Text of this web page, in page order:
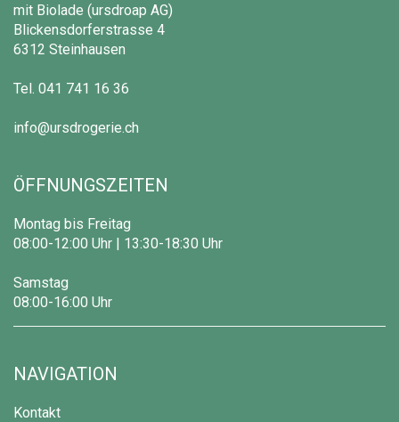
mit Biolade (ursdroap AG)
Blickensdorferstrasse 4
6312 Steinhausen
Tel. 041 741 16 36
info@ursdrogerie.ch
ÖFFNUNGSZEITEN
Montag bis Freitag
08:00-12:00 Uhr | 13:30-18:30 Uhr
Samstag
08:00-16:00 Uhr
NAVIGATION
Kontakt